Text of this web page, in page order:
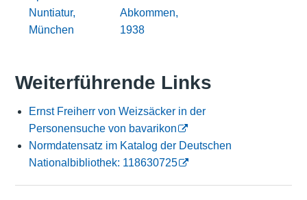
Nuntiatur,
München
Abkommen,
1938
Weiterführende Links
Ernst Freiherr von Weizsäcker in der
Personensuche von bavarikon
Normdatensatz im Katalog der Deutschen
Nationalbibliothek: 118630725